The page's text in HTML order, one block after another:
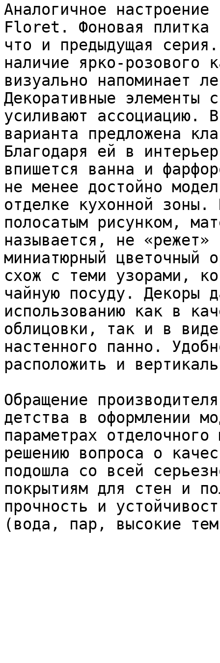
Аналогичное
Floret. Фоновая плитка
что и предыдущая
наличие ярко-розового
визуально напоминает
Декоративные элементы
усиливают ассоциацию.
варианта предложена
Благодаря ей в
впишется ванна и
не менее достойно
отделке кухонной зоны.
полосатым рисунком,
называется, не
миниатюрный цветочный
схож с теми узорами,
чайную посуду. Декоры
использованию как в
облицовки, так и в
настенного панно.
расположить и
Обращение
детства в оформлении
параметрах
решению вопроса о
подошла со всей
покрытиям для стен и
прочность и
(вода, пар, высокие